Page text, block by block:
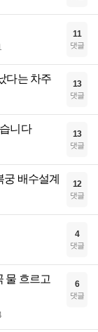
11
댓글
다는 차주 13
댓글
니다 13
댓글
배수설계 12
댓글
4
댓글
물 흐르고
6
댓글